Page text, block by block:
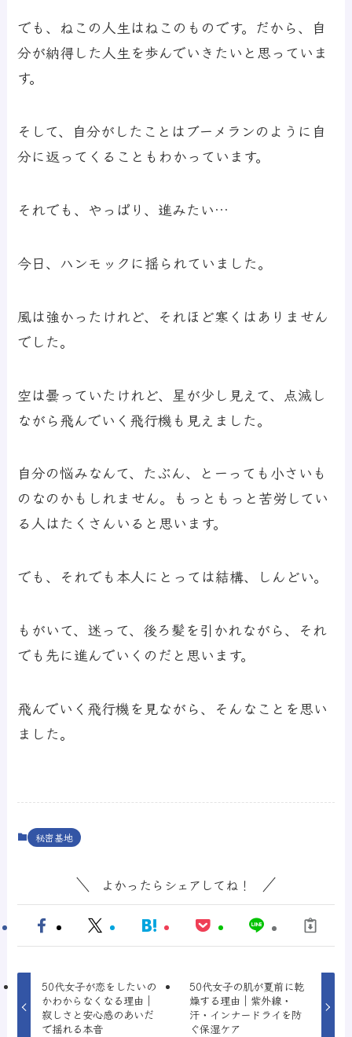
でも、ねこの人生はねこのものです。だから、自
分が納得した人生を歩んでいきたいと思っていま
す。
そして、自分がしたことはブーメランのように自
分に返ってくることもわかっています。
それでも、やっぱり、進みたい…
今日、ハンモックに揺られていました。
風は強かったけれど、それほど寒くはありません
でした。
空は曇っていたけれど、星が少し見えて、点滅し
ながら飛んでいく飛行機も見えました。
自分の悩みなんて、たぶん、とーっても小さいも
のなのかもしれません。もっともっと苦労してい
る人はたくさんいると思います。
でも、それでも本人にとっては結構、しんどい。
もがいて、迷って、後ろ髪を引かれながら、それ
でも先に進んでいくのだと思います。
飛んでいく飛行機を見ながら、そんなことを思い
ました。
秘密基地
よかったらシェアしてね！
50代女子が恋をしたいの
かわからなくなる理由｜
寂しさと安心感のあいだ
で揺れる本音
50代女子の肌が夏前に乾
燥する理由｜紫外線・
汗・インナードライを防
ぐ保湿ケア